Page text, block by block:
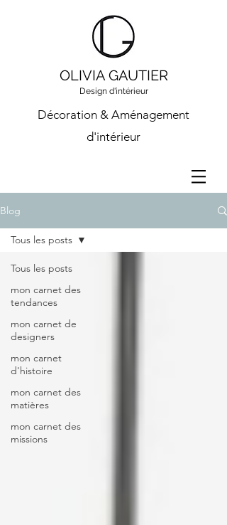
OLIVIA GAUTIER
Design d'intérieur
Décoration & Aménagement
d'intérieur
Blog
Tous les posts
mon carnet des
tendances
mon carnet de
designers
mon carnet
d'histoire
mon carnet des
matières
mon carnet des
missions
Tous les posts